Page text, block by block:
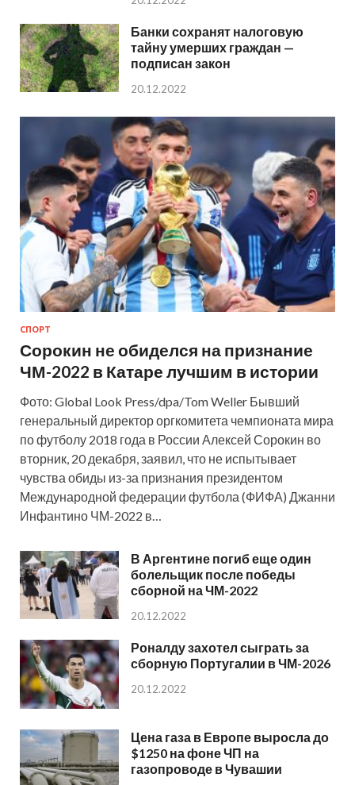
Банки сохранят налоговую
тайну умерших граждан —
подписан закон
20.12.2022
СПОРТ
Сорокин не обиделся на признание
ЧМ-2022 в Катаре лучшим в истории
Фото: Global Look Press/dpa/Tom Weller Бывший
генеральный директор оргкомитета чемпионата мира
по футболу 2018 года в России Алексей Сорокин во
вторник, 20 декабря, заявил, что не испытывает
чувства обиды из-за признания президентом
Международной федерации футбола (ФИФА) Джанни
Инфантино ЧМ-2022 в…
В Аргентине погиб еще один
болельщик после победы
сборной на ЧМ-2022
20.12.2022
Роналду захотел сыграть за
сборную Португалии в ЧМ-2026
20.12.2022
Цена газа в Европе выросла до
$1250 на фоне ЧП на
газопроводе в Чувашии